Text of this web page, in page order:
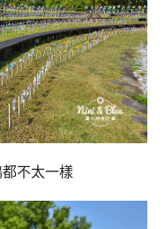
不太一樣